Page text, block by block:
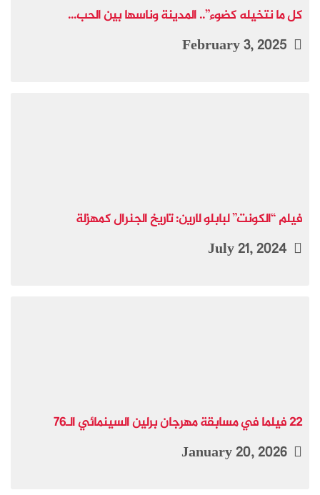
كل ما نتخيله كضوء”.. المدينة وناسها بين الحب...
فيلم “الكونت” لبابلو لارين: تاريخ الجنرال كمهزلة
22 فيلما في مسابقة مهرجان برلين السينمائي الـ76
January 20, 2026